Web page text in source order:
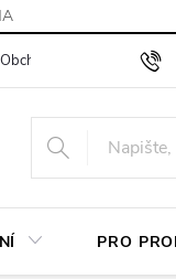
Obchodní podmínky
PRO